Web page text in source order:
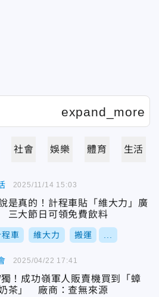
社會 娛樂 體育 生活
是真的！計程車貼「維大力」廣
三大節日可領免費飲料
程車 維大力 搬運
2025/11/14 15:03
！成功嶺軍人販賣機買到「蟑
茶」 廠商：查無來源
2025/04/22 17:41